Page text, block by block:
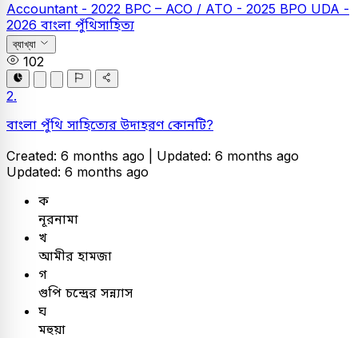
Accountant - 2022 BPC – ACO / ATO - 2025 BPO UDA -
2026 বাংলা পুঁথিসাহিত্য
ব্যাখ্যা
102
2.
বাংলা পুঁথি সাহিত্যের উদাহরণ কোনটি?
Created: 6 months ago | Updated: 6 months ago
Updated: 6 months ago
ক
নূরনামা
খ
আমীর হামজা
গ
গুপি চন্দ্রের সন্ন্যাস
ঘ
মহুয়া